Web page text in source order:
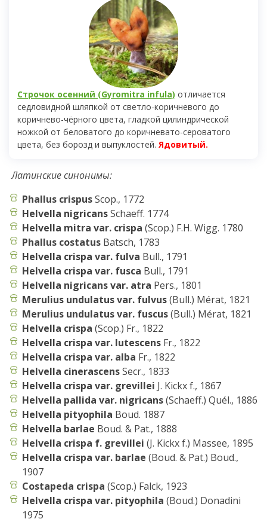
Строчок осенний (Gyromitra infula) отличается
седловидной шляпкой от светло-коричневого до
коричнево-чёрного цвета, гладкой цилиндрической
ножкой от беловатого до коричневато-сероватого
цвета, без борозд и выпуклостей. Ядовитый.
Латинские синонимы:
Phallus crispusScop., 1772
Helvella nigricansSchaeff. 1774
Helvella mitra var. crispa (Scop.) F.H. Wigg. 1780
Phallus costatus Batsch, 1783
Helvella crispa var. fulva Bull., 1791
Helvella crispa var. fusca Bull., 1791
Helvella nigricans var. atra Pers., 1801
Merulius undulatus var. fulvus(Bull.) Mérat, 1821
Merulius undulatus var. fuscus(Bull.) Mérat, 1821
Helvella crispa (Scop.) Fr., 1822
Helvella crispa var. lutescens Fr., 1822
Helvella crispa var. alba Fr., 1822
Helvella cinerascensSecr., 1833
Helvella crispa var. grevillei J. Kickx f., 1867
Helvella pallida var. nigricans(Schaeff.) Quél., 1886
Helvella pityophila Boud. 1887
Helvella barlae Boud. & Pat., 1888
Helvella crispa f. grevillei (J. Kickx f.) Massee, 1895
Helvella crispa var. barlae (Boud. & Pat.) Boud.,
1907
Costapeda crispa (Scop.) Falck, 1923
Helvella crispa var. pityophila (Boud.) Donadini
1975